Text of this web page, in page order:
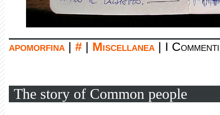
apomorfina # Miscellanea I
The story of Common people